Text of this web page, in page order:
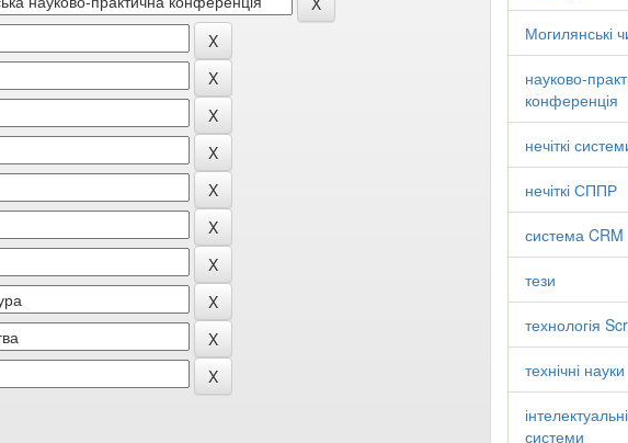
Могилянські
науково-
конференція
нечіткі
нечіткі СППР
система CRM
тези
технологія
технічні науки
системи